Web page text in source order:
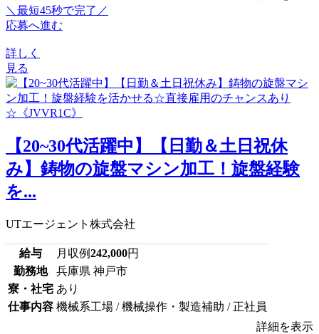
＼最短45秒で完了／
応募へ進む
詳しく
見る
【20~30代活躍中】【日勤＆土日祝休
み】鋳物の旋盤マシン加工！旋盤経験
を...
UTエージェント株式会社
給与 月収例242,000円
勤務地
兵庫県 神戸市
寮・社宅 あり
仕事内容 機械系工場 / 機械操作・製造補助 / 正社員
詳細を表示